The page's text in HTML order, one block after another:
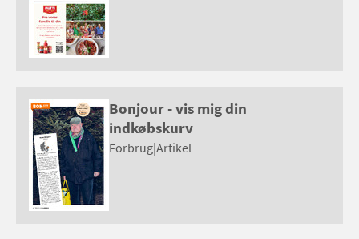
Bonjour - vis mig din
indkøbskurv
Forbrug|Artikel